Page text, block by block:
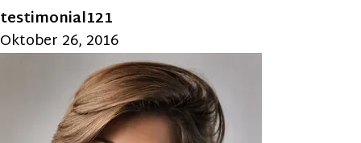
testimonial121
Oktober 26, 2016